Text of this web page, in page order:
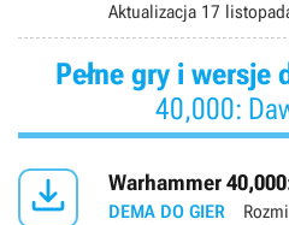
Aktualizacja 17
Pełne gry i wersje
40,000:
 Warhammer
DEMA DO GIER